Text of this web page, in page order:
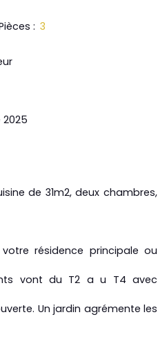
: 3
de 31m2, deux chambres,
résidence principale ou
vont du T2 a u T4 avec
Un jardin agrémente les